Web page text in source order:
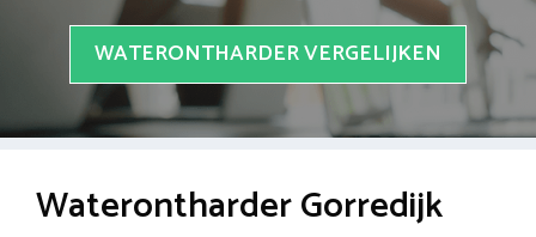
WATERONTHARDER VERGELIJKEN
Waterontharder Gorredijk